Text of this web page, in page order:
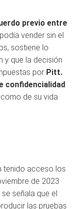
previo entre
vender sin el
sostiene lo
y que la decisión
por Pitt.
confidencialidad
de su vida
tenido acceso los
de 2023
se señala que el
las pruebas